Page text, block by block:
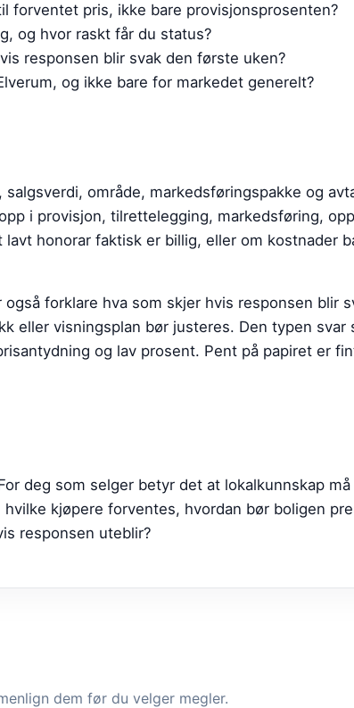
forventet pris, ikke bare provisjonsprosenten?
og hvor raskt får du status?
responsen blir svak den første uken?
og ikke bare for markedet generelt?
område, markedsføringspakke og
i provisjon, tilrettelegging, markedsføring,
honorar faktisk er billig, eller om kostnader
også forklare hva som skjer hvis responsen blir
eller visningsplan bør justeres. Den typen svar
og lav prosent. Pent på papiret er
deg som selger betyr det at lokalkunnskap må
kjøpere forventes, hvordan bør boligen
responsen uteblir?
dem før du velger megler.